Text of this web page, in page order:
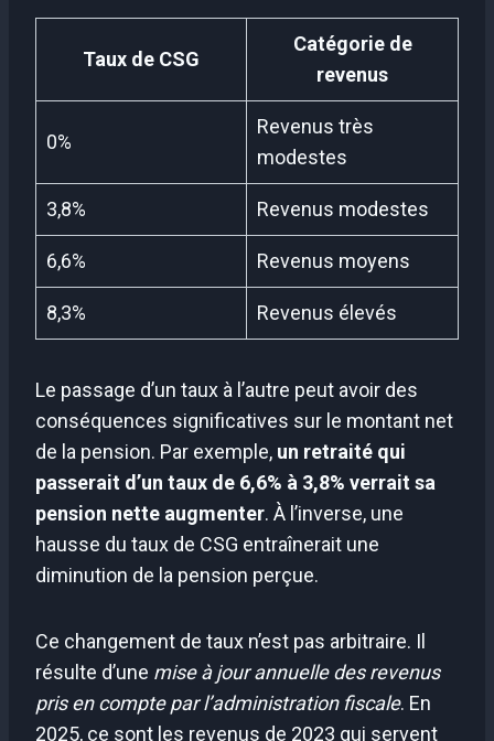
Taux de CSG
Catégorie de
revenus
0%
Revenus très
modestes
3,8% Revenus modestes
6,6% Revenus moyens
8,3% Revenus élevés
Le passage d’un taux à l’autre peut avoir des
conséquences significatives sur le montant net
de la pension. Par exemple, un retraité qui
passerait d’un taux de 6,6% à 3,8% verrait sa
pension nette augmenter. À l’inverse, une
hausse du taux de CSG entraînerait une
diminution de la pension perçue.
Ce changement de taux n’est pas arbitraire. Il
résulte d’une mise à jour annuelle des revenus
pris en compte par l’administration fiscale. En
2025, ce sont les revenus de 2023 qui servent